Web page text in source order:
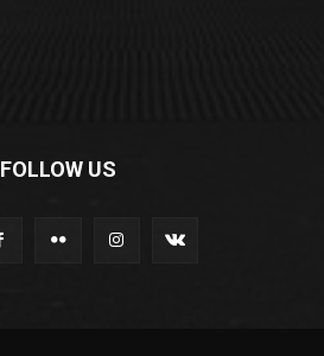
FOLLOW US